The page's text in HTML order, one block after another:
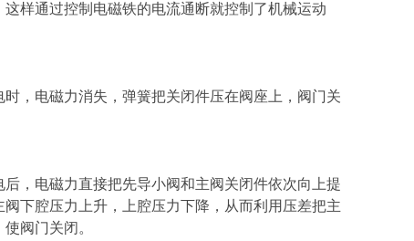
样通过控制电磁铁的电流通断就控制了机械运动
，电磁力消失，弹簧把关闭件压在阀座上，阀门关
，电磁力直接把先导小阀和主阀关闭件依次向上提
下腔压力上升，上腔压力下降，从而利用压差把主
阀门关闭。